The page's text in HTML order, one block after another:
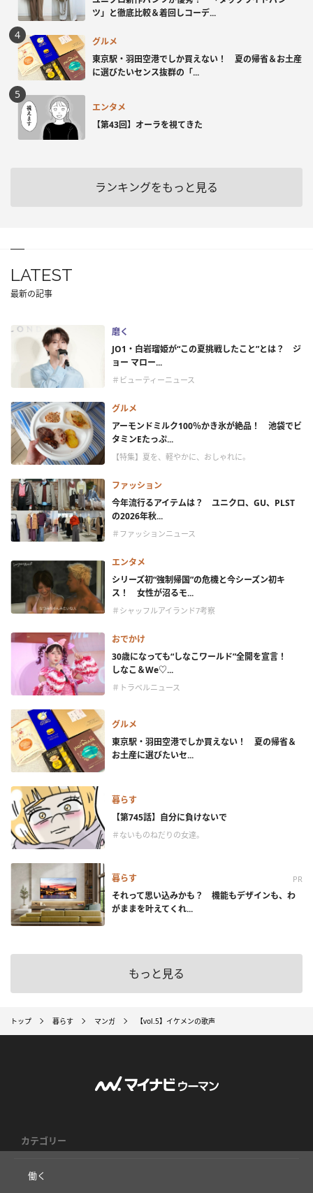
ツ」と徹底比較＆着回しコーデ...
グルメ
東京駅・羽田空港でしか買えない！ 夏の帰省＆お土産
に選びたいセンス抜群の「...
エンタメ
【第43回】オーラを視てきた
ランキングをもっと見る
LATEST
最新の記事
磨く
JO1・白岩瑠姫が“この夏挑戦したこと”とは？ ジ
ョー マロー...
＃ビューティーニュース
グルメ
アーモンドミルク100％かき氷が絶品！ 池袋でビ
タミンEたっぷ...
【特集】夏を、軽やかに、おしゃれに。
ファッション
今年流行るアイテムは？ ユニクロ、GU、PLST
の2026年秋...
＃ファッションニュース
エンタメ
シリーズ初“強制帰国”の危機と今シーズン初キ
ス！ 女性が沼るモ...
＃シャッフルアイランド7考察
おでかけ
30歳になっても“しなこワールド”全開を宣言！
しなこ＆We♡...
＃トラベルニュース
グルメ
東京駅・羽田空港でしか買えない！ 夏の帰省＆
お土産に選びたいセ...
暮らす
【第745話】自分に負けないで
＃ないものねだりの女達。
暮らす PR
それって思い込みかも？ 機能もデザインも、わ
がままを叶えてくれ...
もっと見る
トップ 暮らす マンガ 【vol.5】イケメンの歌声
カテゴリー
働く